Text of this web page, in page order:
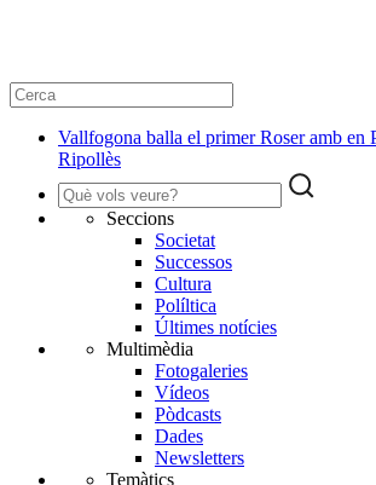
Vallfogona balla el primer Roser amb en
Ripollès
Seccions
Societat
Successos
Cultura
Políltica
Últimes notícies
Multimèdia
Fotogaleries
Vídeos
Pòdcasts
Dades
Newsletters
Temàtics